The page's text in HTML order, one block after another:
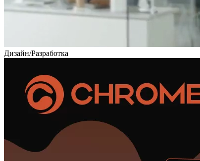
Дизайн/Разработка